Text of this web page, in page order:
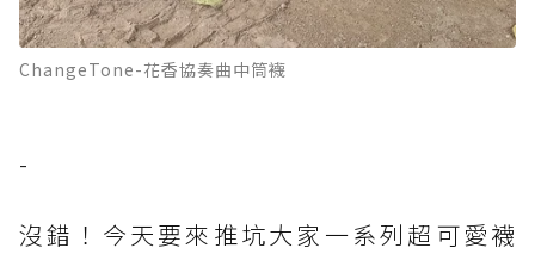
ChangeTone-花香協奏曲中筒襪
-
沒錯！今天要來推坑大家一系列超可愛襪